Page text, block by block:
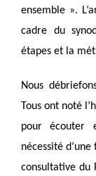
ensemble ».
cadre du
étapes et la
Nous
Tous ont noté
pour écouter
nécessité
consultative du